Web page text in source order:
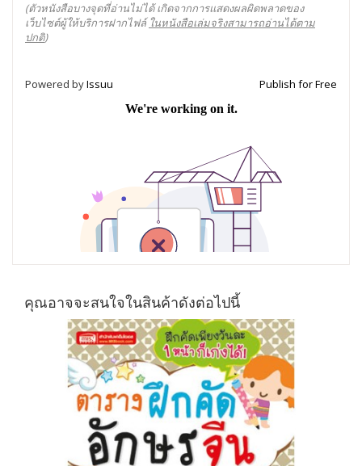
(ตัวหนังสือบางจุดที่อ่านไม่ได้ เกิดจากการแสดงผลผิดพลาดของ
เว็บไซต์ผู้ให้บริการฝากไฟล์ ในหนังสือเล่มจริงสามารถอ่านได้ตาม
ปกติ)
Powered byIssuu Publish for Free
คุณอาจจะสนใจในสินค้าดังต่อไปนี้